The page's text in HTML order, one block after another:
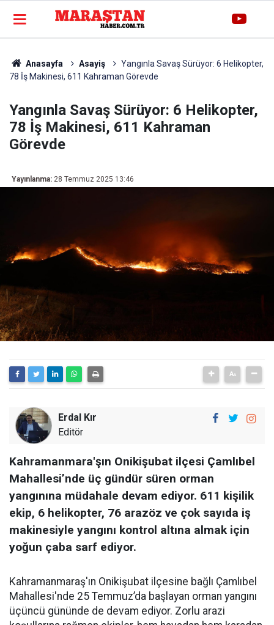
Anasayfa Asayiş
Yangınla Savaş Sürüyor: 6 Helikopter,
78 İş Makinesi, 611 Kahraman Görevde
Yangınla Savaş Sürüyor: 6 Helikopter,
78 İş Makinesi, 611 Kahraman
Görevde
Yayınlanma: 28 Temmuz 2025 13:46
Erdal Kır
Editör
Kahramanmara'şın Onikişubat ilçesi Çamlıbel
Mahallesi’nde üç gündür süren orman
yangınına müdahale devam ediyor. 611 kişilik
ekip, 6 helikopter, 76 arazöz ve çok sayıda iş
makinesiyle yangını kontrol altına almak için
yoğun çaba sarf ediyor.
Kahramanmaraş'ın Onikişubat ilçesine bağlı Çamlıbel
Mahallesi'nde 25 Temmuz’da başlayan orman yangını
üçüncü gününde de devam ediyor. Zorlu arazi